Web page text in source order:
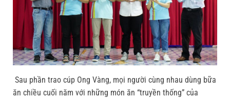
Sau phần trao cúp Ong Vàng, mọi người cùng nhau dùng bữa
ăn chiều cuối năm với những món ăn “truyền thống” của